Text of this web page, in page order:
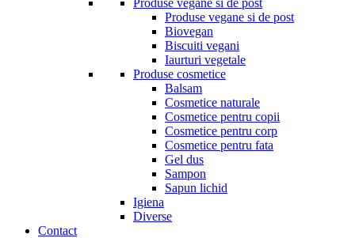
Produse vegane si de post
Produse vegane si de post
Biovegan
Biscuiti vegani
Iaurturi vegetale
Produse cosmetice
Balsam
Cosmetice naturale
Cosmetice pentru copii
Cosmetice pentru corp
Cosmetice pentru fata
Gel dus
Sampon
Sapun lichid
Igiena
Diverse
Contact